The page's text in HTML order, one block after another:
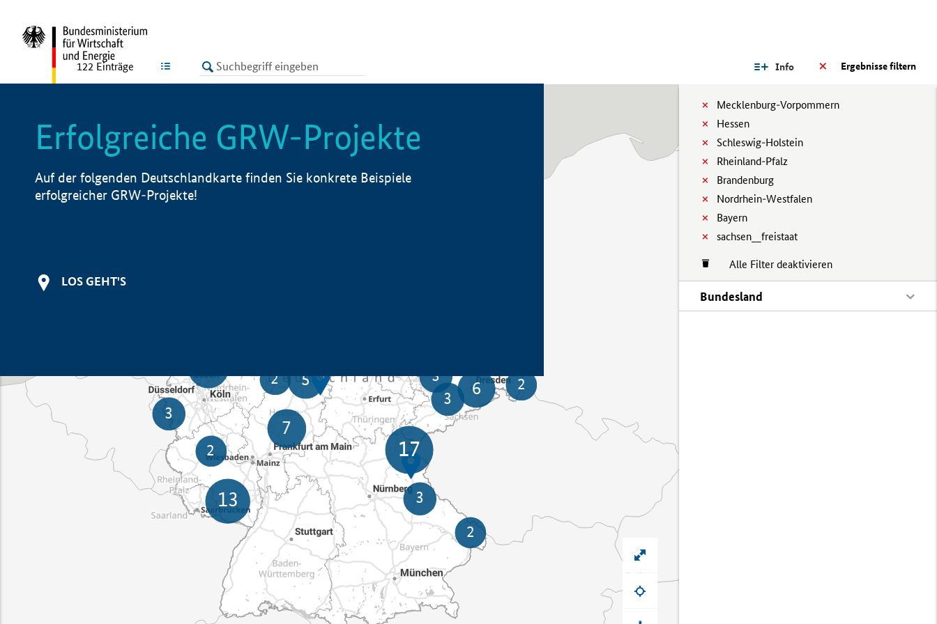
LISTE Ergebnisse filtern
Info
Mecklenburg-Vorpommern
Hessen
Schleswig-Holstein
Rheinland-Pfalz
Brandenburg
Nordrhein-Westfalen
Bayern
sachsen__freistaat
Alle Filter deaktivieren
Bundesland
122 Einträge
Erfolgreiche GRW-Projekte
Auf der folgenden Deutschlandkarte finden Sie konkrete Beispiele
erfolgreicher GRW-Projekte!
LOS GEHT'S